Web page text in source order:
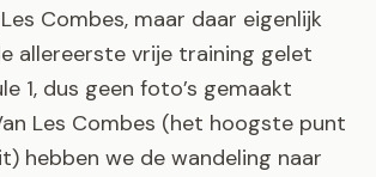
Combes, maar daar eigenlijk
allereerste vrije training gelet
1, dus geen foto’s gemaakt
Les Combes (het hoogste punt
hebben we de wandeling naar